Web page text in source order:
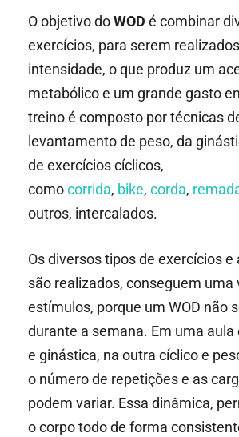
O objetivo doWOD é combinar
exercícios, para serem
intensidade, o que produz um
metabólico e um grande gasto
treino é composto por técnicas
levantamento de peso, da
de exercícios cíclicos,
comocorrida, bike, corda,
outros, intercalados.
Os diversos tipos de exercícios
são realizados, conseguem uma
estímulos, porque um WOD não
durante a semana. Em uma
e ginástica, na outra cíclico e
o número de repetições e as
podem variar. Essa dinâmica,
o corpo todo de forma